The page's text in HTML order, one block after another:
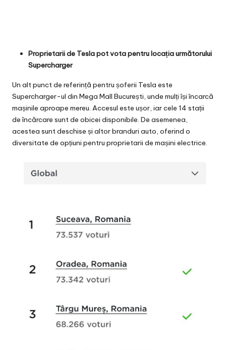
Proprietarii de Tesla pot vota pentru locația următorului
Supercharger
Un alt punct de referință pentru șoferii Tesla este
Supercharger-ul din Mega Mall București, unde mulți își încarcă
mașinile aproape mereu. Accesul este ușor, iar cele 14 stații
de încărcare sunt de obicei disponibile. De asemenea,
acestea sunt deschise și altor branduri auto, oferind o
diversitate de opțiuni pentru proprietarii de mașini electrice.